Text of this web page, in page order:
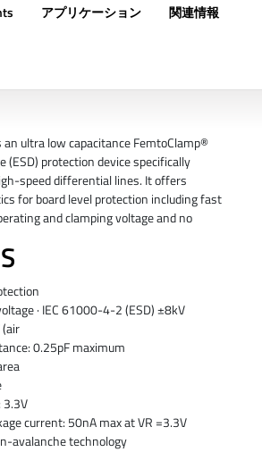
アプリケーション
関連情報
ultra low capacitance FemtoClamp®
(ESD) protection device specifically
speed differential lines. It offers
for board level protection including fast
and clamping voltage and no
· IEC 61000-4-2 (ESD) ±8kV
0.25pF maximum
current: 50nA max at VR =3.3V
avalanche technology